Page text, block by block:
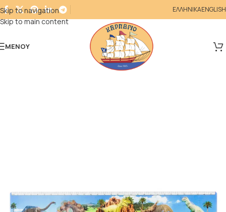
Skip to navigation
Skip to main content
ΕΛΛΗΝΙΚΑENGLISH
ΜΕΝΟΎ